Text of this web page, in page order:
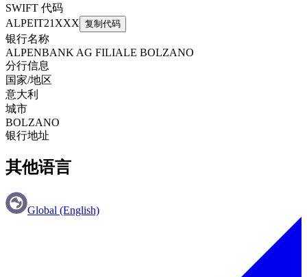
SWIFT 代码
ALPEIT21XXX 复制代码
银行名称
ALPENBANK AG FILIALE BOLZANO
分行信息
国家/地区
意大利
城市
BOLZANO
银行地址
其他语言
Global (English)